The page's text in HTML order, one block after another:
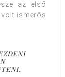
az első
volt ismerős